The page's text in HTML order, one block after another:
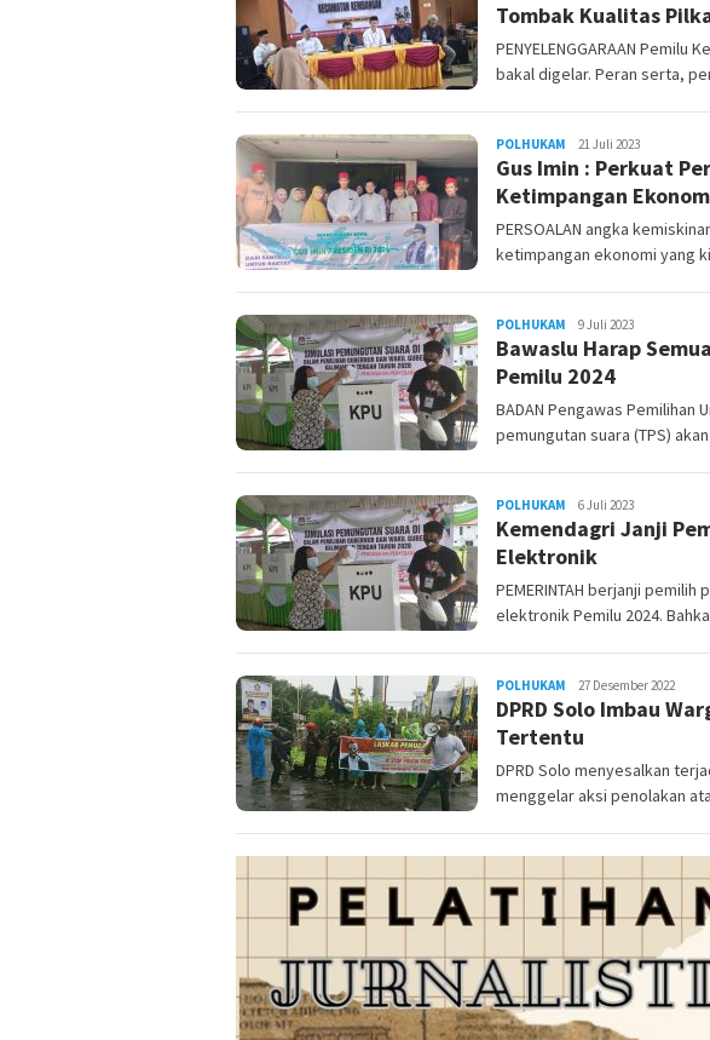
Tombak Kualitas
PENYELENGGARAAN Pemilu
bakal digelar. Peran serta,
POLHUKAM REDAKSI
RAMBUKOTA
21 Juli 2023
Gus Imin : Perkuat
Ketimpangan
PERSOALAN angka
ketimpangan ekonomi yang
POLHUKAM REDAKSI
RAMBUKOTA
9 Juli 2023
Bawaslu Harap
Pemilu 2024
BADAN Pengawas Pemilihan
pemungutan suara (TPS)
POLHUKAM REDAKSI
RAMBUKOTA
6 Juli 2023
Kemendagri Janji
Elektronik
PEMERINTAH berjanji
elektronik Pemilu 2024.
POLHUKAM Rambu
Kota
27 Desember 2022
DPRD Solo Imbau
Tertentu
DPRD Solo menyesalkan
menggelar aksi penolakan